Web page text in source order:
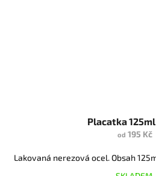
Placatka
od 195 Kč
Lakovaná nerezová ocel. Obsah